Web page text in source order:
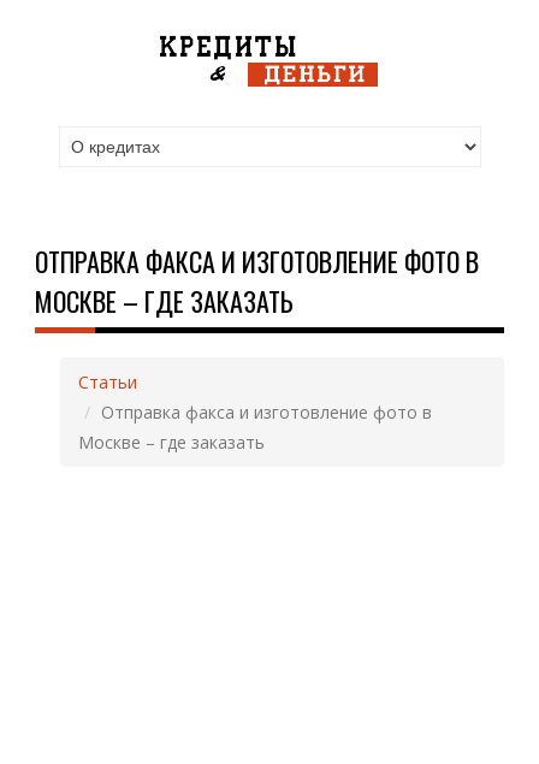
ОТПРАВКА ФАКСА И ИЗГОТОВЛЕНИЕ ФОТО В
МОСКВЕ – ГДЕ ЗАКАЗАТЬ
Статьи
Отправка факса и изготовление фото в
Москве – где заказать